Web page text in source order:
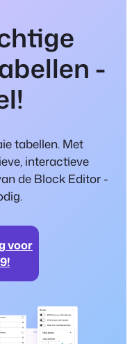
-
tabellen. Met
interactieve
de Block Editor -
voor